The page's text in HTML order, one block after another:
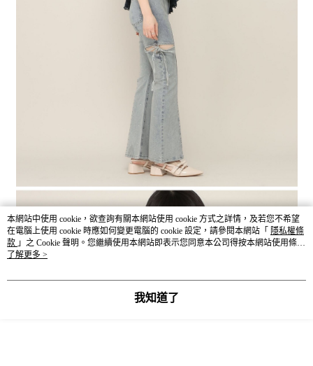
本網站中使用 cookie，欲查詢有關本網站使用 cookie 方式之詳情，及若您不希望
在電腦上使用 cookie 時應如何變更電腦的 cookie 設定，請參閱本網站「 隱私權條
款 」之 Cookie 聲明。您繼續使用本網站即表示您同意本公司得按本網站使用條款
之 Cookie 聲明使用 cookie。
了解更多 >
我知道了